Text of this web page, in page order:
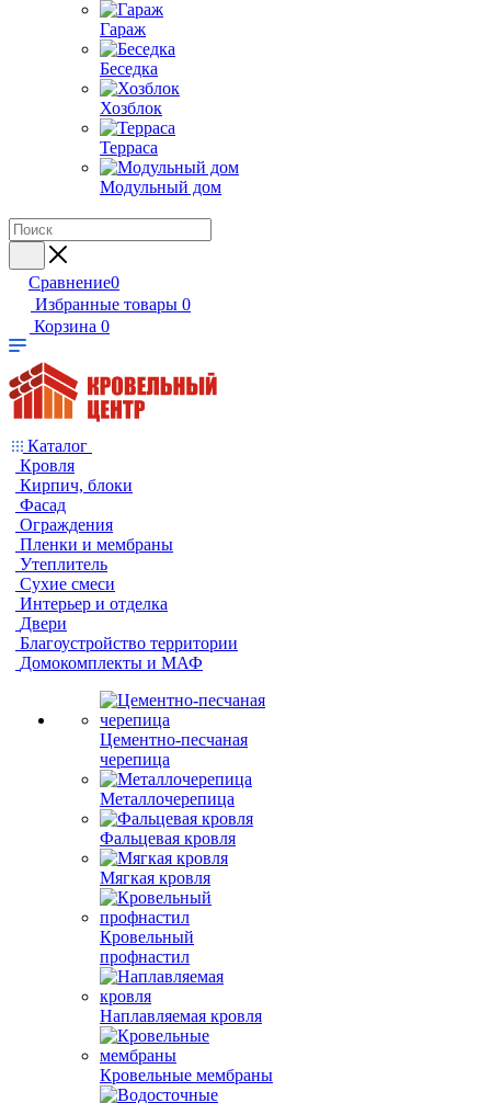
Гараж
Беседка
Хозблок
Терраса
Модульный дом
Сравнение0
Избранные товары 0
Корзина 0
Каталог
Кровля
Кирпич, блоки
Фасад
Ограждения
Пленки и мембраны
Утеплитель
Сухие смеси
Интерьер и отделка
Двери
Благоустройство территории
Домокомплекты и МАФ
Цементно-песчаная
черепица
Металлочерепица
Фальцевая кровля
Мягкая кровля
Кровельный
профнастил
Наплавляемая кровля
Кровельные мембраны